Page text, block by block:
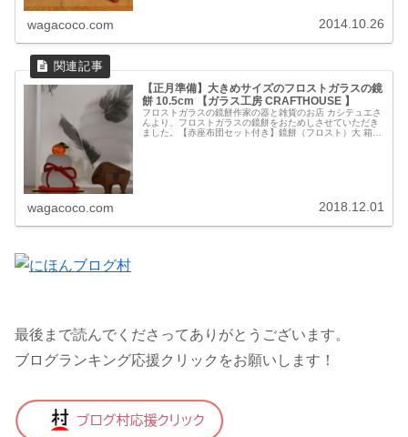
wagacoco.com 2014.10.26
【正月準備】大きめサイズのフロストガラスの鏡
餅 10.5cm 【ガラス工房 CRAFTHOUSE 】
フロストガラスの鏡餅作家の器と雑貨のお店 カシテュエさ
んより、フロストガラスの鏡餅をおためしさせていただき
ました。【赤座布団セット付き】鏡餅（フロスト）大 箱入
wagacoco.com 2018.12.01
最後まで読んでくださってありがとうございます。
ブログランキング応援クリックをお願いします！